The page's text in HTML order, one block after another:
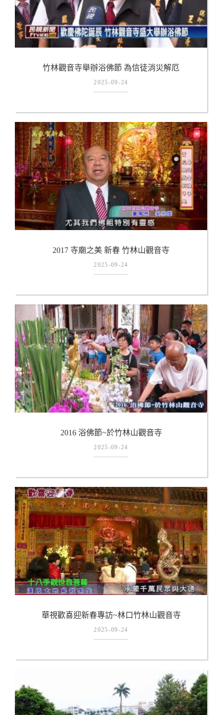
竹林觀音寺舉辦浴佛節 為信徒消災解厄
2025-09-24
2017 寺廟之美 新春 竹林山觀音寺
2025-09-24
2016 浴佛節~於竹林山觀音寺
2025-09-24
華視歡喜迎新春專訪~林口竹林山觀音寺
2025-09-24